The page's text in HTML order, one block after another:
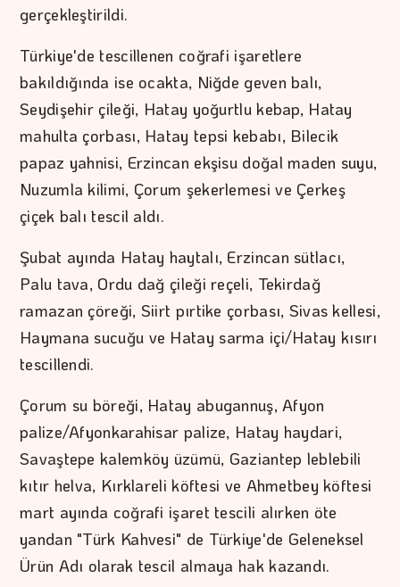
gerçekleştirildi.
Türkiye'de tescillenen coğrafi işaretlere
bakıldığında ise ocakta, Niğde geven balı,
Seydişehir çileği, Hatay yoğurtlu kebap, Hatay
mahulta çorbası, Hatay tepsi kebabı, Bilecik
papaz yahnisi, Erzincan ekşisu doğal maden suyu,
Nuzumla kilimi, Çorum şekerlemesi ve Çerkeş
çiçek balı tescil aldı.
Şubat ayında Hatay haytalı, Erzincan sütlacı,
Palu tava, Ordu dağ çileği reçeli, Tekirdağ
ramazan çöreği, Siirt pırtike çorbası, Sivas kellesi,
Haymana sucuğu ve Hatay sarma içi/Hatay kısırı
tescillendi.
Çorum su böreği, Hatay abugannuş, Afyon
palize/Afyonkarahisar palize, Hatay haydari,
Savaştepe kalemköy üzümü, Gaziantep leblebili
kıtır helva, Kırklareli köftesi ve Ahmetbey köftesi
mart ayında coğrafi işaret tescili alırken öte
yandan "Türk Kahvesi" de Türkiye'de Geleneksel
Ürün Adı olarak tescil almaya hak kazandı.